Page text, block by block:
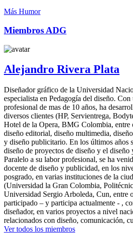
Más Humor
Miembros ADG
Alejandro Rivera Plata
Diseñador gráfico de la Universidad
especialista en Pedagogía del diseño. Con
profesional de mas de 10 años, ha
diversos clientes (HP, Servientrega,
Hotel de la Opera, BMG Colombia, entre
diseño editorial, diseño multimedia,
y diseño publicitario. En los últimos años
diseño de proyectos de diseño y el
Paralelo a su labor profesional, se ha
docente de diseño y publicidad, en los
posgrado, en varias instituciones de la
(Universidad la Gran Colombia,
Universidad Sergio Arboleda, Cun, entre
participado – y participa actualmente - ,
diseñador, en varios proyectos a nivel
relacionados con diseño, comunicación,
Ver todos los miembros